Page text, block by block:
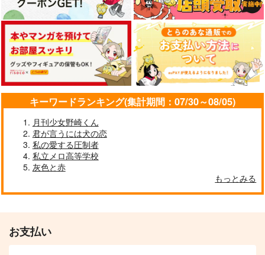
キーワードランキング(集計期間：07/30～08/05)
月刊少女野崎くん
君が言うには犬の恋
私の愛する圧制者
私立メロ高等学校
灰色と赤
もっとみる
お支払い